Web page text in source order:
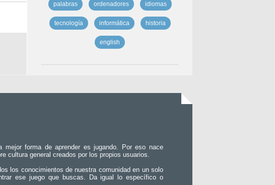
palabras ordenadores idiomas
tecnología informática historia
english
mejor forma de aprender es jugando. Por eso nace
cultura general creados por los propios usuarios.
los conocimientos de nuestra comunidad en un solo
ese juego que buscas. Da igual lo específico o